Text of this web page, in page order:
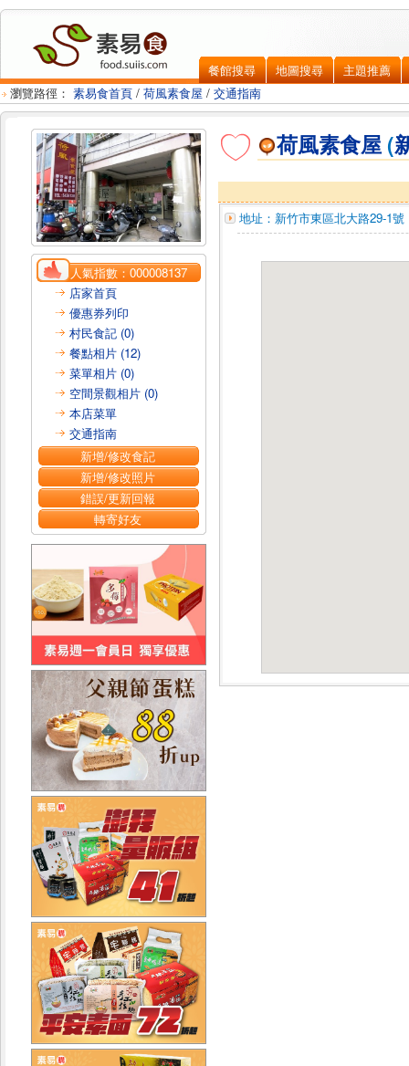
餐館搜尋 地圖搜尋
主題推薦
瀏覽路徑： 素易食首頁 / 荷風素食屋 / 交通指南
人氣指數：000008137
店家首頁
優惠券列印
村民食記 (0)
餐點相片 (12)
菜單相片 (0)
空間景觀相片 (0)
本店菜單
交通指南
新增/修改食記
新增/修改照片
錯誤/更新回報
轉寄好友
荷風素食屋 (
地址： 新竹市東區北大路29-1號